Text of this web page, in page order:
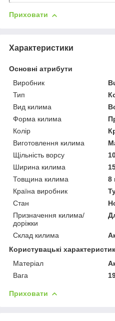
Приховати
Характеристики
Основні атрибути
Виробник
Тип
Вид килима
Форма килима
Колір
Виготовлення килима
Щільність ворсу
Ширина килима
Товщина килима
8
Країна виробник
Стан
Призначення килима/
доріжки
Склад килима
Користувацькі
Матеріал
Вага
Приховати